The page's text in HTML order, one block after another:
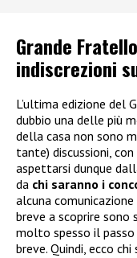
Grande
indiscrezioni
L’ultima edizione del
dubbio una delle più
della casa non sono
tante) discussioni,
aspettarsi dunque
da chi saranno i
alcuna
breve a scoprire sono
molto spesso il passo
breve. Quindi, ecco